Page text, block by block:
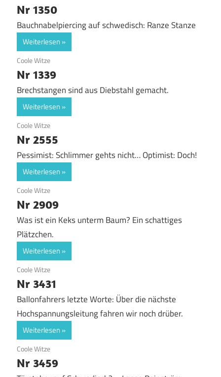
Nr 1350
Bauchnabelpiercing auf schwedisch: Ranze Stanze
Weiterlesen
22. November 2019
Coole Witze
Nr 1339
Brechstangen sind aus Diebstahl gemacht.
Weiterlesen
9. April 2019
Coole Witze
Nr 2555
Pessimist: Schlimmer gehts nicht… Optimist: Doch!
Weiterlesen
9. April 2019
Coole Witze
Nr 2909
Was ist ein Keks unterm Baum? Ein schattiges
Plätzchen.
Weiterlesen
9. April 2019
Coole Witze
Nr 3431
Ballonfahrers letzte Worte: Über die nächste
Hochspannungsleitung fahren wir noch drüber.
Weiterlesen
9. April 2019
Coole Witze
Nr 3459